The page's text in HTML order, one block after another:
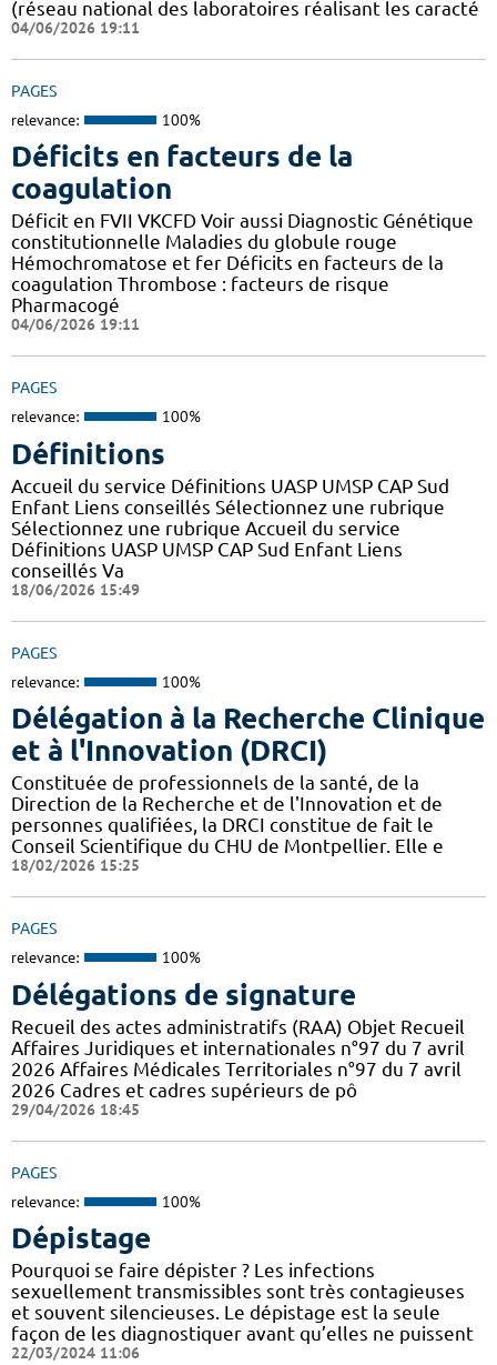
(réseau national des laboratoires réalisant les caracté
04/06/2026 19:11
PAGES
relevance: 100%
Déficits en facteurs de la
coagulation
Déficit en FVII VKCFD Voir aussi Diagnostic Génétique
constitutionnelle Maladies du globule rouge
Hémochromatose et fer Déficits en facteurs de la
coagulation Thrombose : facteurs de risque
Pharmacogé
04/06/2026 19:11
PAGES
relevance: 100%
Définitions
Accueil du service Définitions UASP UMSP CAP Sud
Enfant Liens conseillés Sélectionnez une rubrique
Sélectionnez une rubrique Accueil du service
Définitions UASP UMSP CAP Sud Enfant Liens
conseillés Va
18/06/2026 15:49
PAGES
relevance: 100%
Délégation à la Recherche Clinique
et à l'Innovation (DRCI)
Constituée de professionnels de la santé, de la
Direction de la Recherche et de l'Innovation et de
personnes qualifiées, la DRCI constitue de fait le
Conseil Scientifique du CHU de Montpellier. Elle e
18/02/2026 15:25
PAGES
relevance: 100%
Délégations de signature
Recueil des actes administratifs (RAA) Objet Recueil
Affaires Juridiques et internationales n°97 du 7 avril
2026 Affaires Médicales Territoriales n°97 du 7 avril
2026 Cadres et cadres supérieurs de pô
29/04/2026 18:45
PAGES
relevance: 100%
Dépistage
Pourquoi se faire dépister ? Les infections
sexuellement transmissibles sont très contagieuses
et souvent silencieuses. Le dépistage est la seule
façon de les diagnostiquer avant qu’elles ne puissent
22/03/2024 11:06